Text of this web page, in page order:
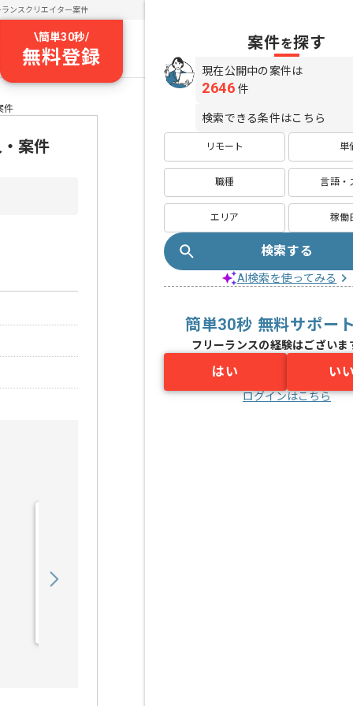
ランスクリエイター案件
\簡単30秒/
無料登録
件
案件
案件を探す
現在公開中の案件は
2646 件
検索できる条件はこちら
リモート 単
職種 言語・
エリア 稼働
検索する
AI検索を使ってみる
簡単30秒 無料サポー
フリーランスの経験はございま
はい い
ログインはこちら